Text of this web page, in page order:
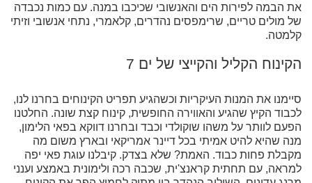
את הבמה לפירות הים והאנשובי שכיכבו במנה. עם כמות נכבדה
של מולים טריים, שרימפסים נהדרים, קלאמרי, נתחי אנשובי וזיתי
קלמטה.
הקינוח הקליל והקייצי של ים 7
סיימנו את המנות העיקריות וכשהגיע תפריט הקינוחים בחרנו לנו,
לכבוד הקיץ שהגיע והאווירה החופשית, קינוח קצת שונה. החלטנו
הפעם לוותר על משהו שוקולדי וכבד ובחרנו דווקא בפאי הלימון,
מנה שהיא להיט אמיתי בכל דיינר אמריקאי ובארץ משום מה
מקבלת פחות כבוד. האמת? שלא בצדק. קיבלנו עוגת פאי יפה
למראה, עם תחתית קראנצ'ית, שכבה רכה ולימונית באמצע וענני